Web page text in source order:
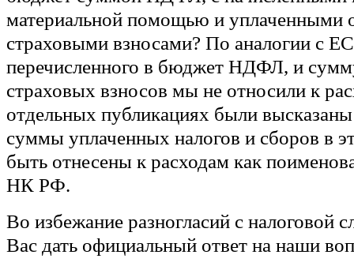
материальной помощью и уплаченными
страховыми взносами? По аналогии с
перечисленного в бюджет НДФЛ, и
страховых взносов мы не относили к
отдельных публикациях были
суммы уплаченных налогов и сборов в
быть отнесены к расходам как
НК РФ.
Во избежание разногласий с налоговой
Вас дать официальный ответ на наши